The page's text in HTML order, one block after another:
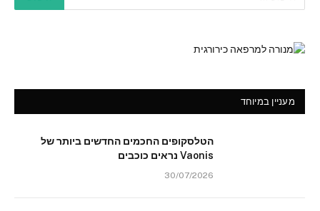
מעניין במיוחד
הטלסקופים החכמים החדשים ביותר של
Vaonis נראים כוכבים
30/07/2026